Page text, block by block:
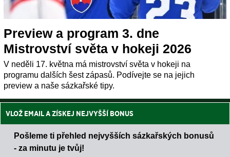
Preview a program 3. dne
Mistrovství světa v hokeji 2026
V neděli 17. května má mistrovství světa v hokeji na
programu dalších šest zápasů. Podívejte se na jejich
preview a naše sázkařské tipy.
VLOŽ EMAIL A ZÍSKEJ NEJVYŠŠÍ BONUS
Pošleme ti přehled nejvyšších sázkařských bonusů
- za minutu je tvůj!